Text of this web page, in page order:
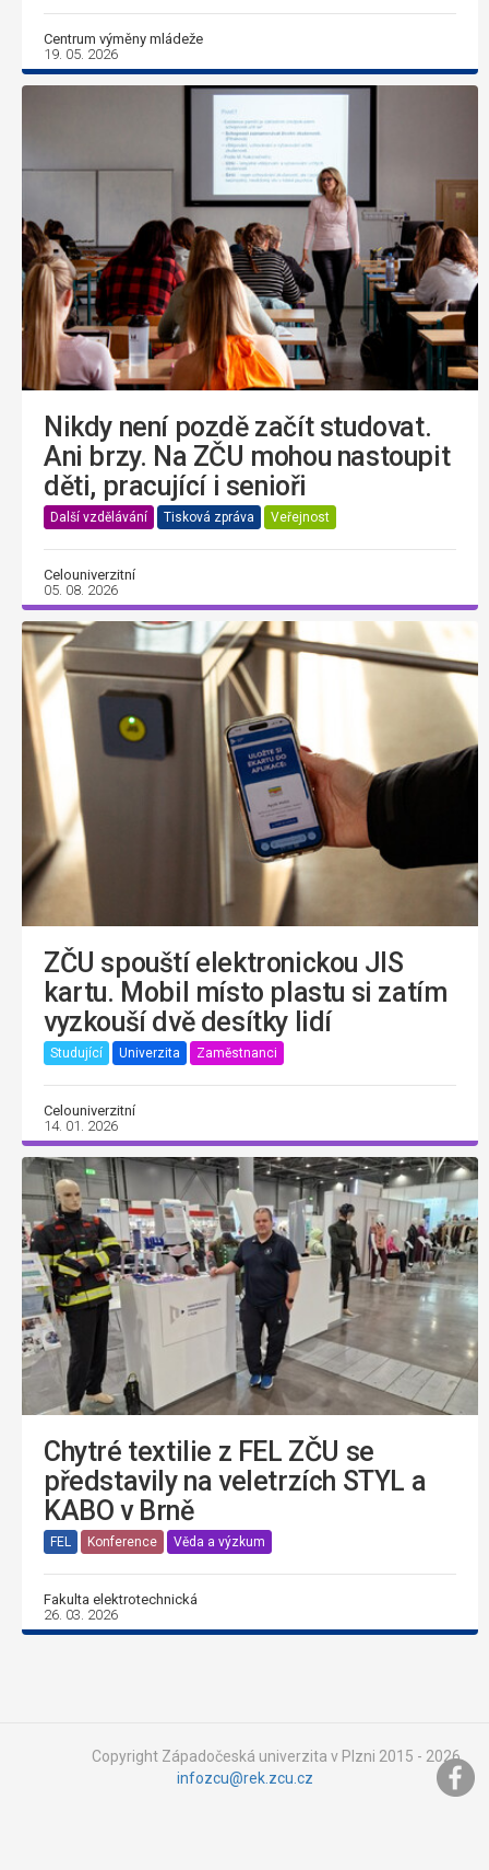
Centrum výměny mládeže
19. 05. 2026
Nikdy není pozdě začít studovat.
Ani brzy. Na ZČU mohou nastoupit
děti, pracující i senioři
Další vzdělávání Tisková zpráva Veřejnost
Celouniverzitní
05. 08. 2026
ZČU spouští elektronickou JIS
kartu. Mobil místo plastu si zatím
vyzkouší dvě desítky lidí
Studující Univerzita Zaměstnanci
Celouniverzitní
14. 01. 2026
Chytré textilie z FEL ZČU se
představily na veletrzích STYL a
KABO v Brně
FEL Konference Věda a výzkum
Fakulta elektrotechnická
26. 03. 2026
Copyright Západočeská univerzita v Plzni 2015 - 2026,
infozcu@rek.zcu.cz